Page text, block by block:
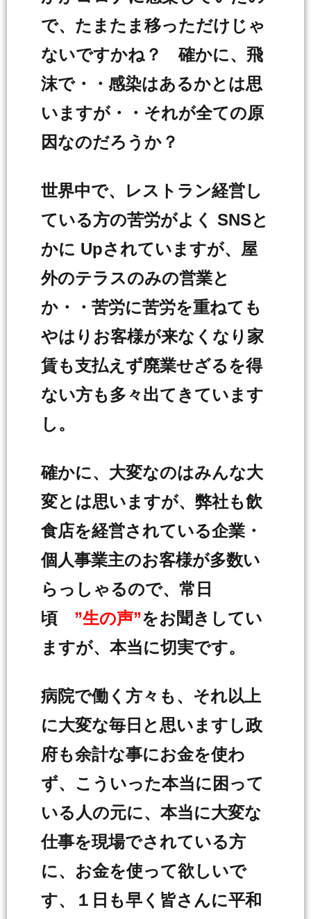
で、たまたま移っただけじゃ
ないですかね？ 確かに、飛
沫で・・感染はあるかとは思
いますが・・それが全ての原
因なのだろうか？
世界中で、レストラン経営し
ている方の苦労がよく SNSと
かに Upされていますが、屋
外のテラスのみの営業と
か・・苦労に苦労を重ねても
やはりお客様が来なくなり家
賃も支払えず廃業せざるを得
ない方も多々出てきています
し。
確かに、大変なのはみんな大
変とは思いますが、弊社も飲
食店を経営されている企業・
個人事業主のお客様が多数い
らっしゃるので、常日
頃 ”生の声”をお聞きしてい
ますが、本当に切実です。
病院で働く方々も、それ以上
に大変な毎日と思いますし政
府も余計な事にお金を使わ
ず、こういった本当に困って
いる人の元に、本当に大変な
仕事を現場でされている方
に、お金を使って欲しいで
す、１日も早く皆さんに平和